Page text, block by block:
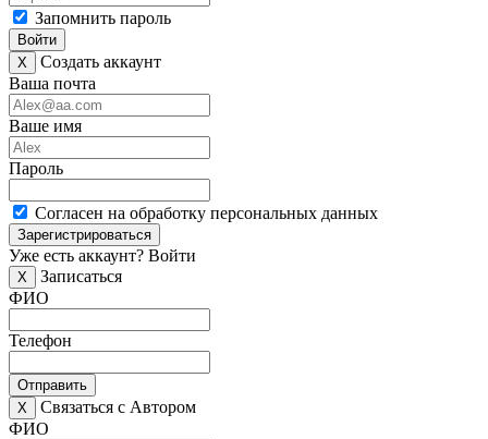
Запомнить пароль
Войти
X
Создать аккаунт
Ваша почта
Ваше имя
Пароль
Согласен на обработку персональных данных
Зарегистрироваться
Уже есть аккаунт? Войти
X
Записаться
ФИО
Телефон
Отправить
X
Связаться с Автором
ФИО